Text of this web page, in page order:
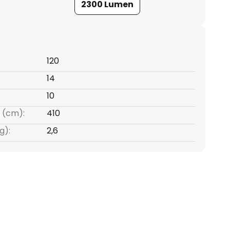
2300 Lumen
120
14
10
(cm):
410
2,6